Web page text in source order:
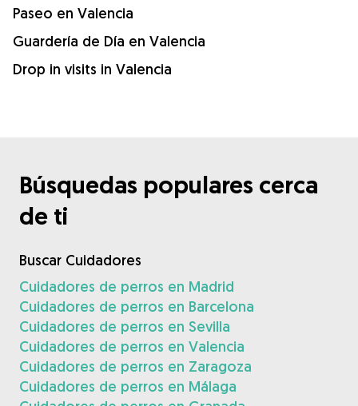
Paseo en Valencia
Guardería de Día en Valencia
Drop in visits in Valencia
Búsquedas populares cerca
de ti
Buscar Cuidadores
Cuidadores de perros en Madrid
Cuidadores de perros en Barcelona
Cuidadores de perros en Sevilla
Cuidadores de perros en Valencia
Cuidadores de perros en Zaragoza
Cuidadores de perros en Málaga